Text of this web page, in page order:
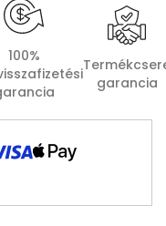
100%
garancia